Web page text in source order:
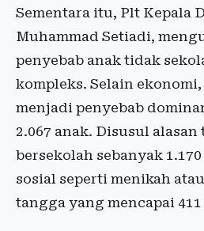
Sementara itu, Plt Kepala
Muhammad Setiadi,
penyebab anak tidak
kompleks. Selain
menjadi penyebab
2.067 anak. Disusul alasan
bersekolah sebanyak
sosial seperti menikah
tangga yang mencapai 411